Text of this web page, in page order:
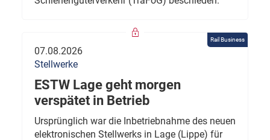
Rail Business
07.08.2026
Stellwerke
ESTW Lage geht morgen
verspätet in Betrieb
Ursprünglich war die Inbetriebnahme des neuen
elektronischen Stellwerks in Lage (Lippe) für